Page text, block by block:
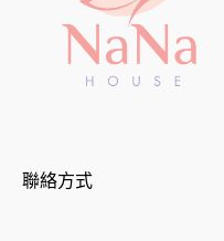
聯絡方式